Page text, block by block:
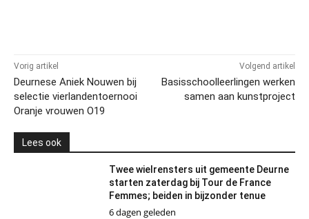
Vorig artikel
Deurnese Aniek Nouwen bij
selectie vierlandentoernooi
Oranje vrouwen O19
Volgend artikel
Basisschoolleerlingen werken
samen aan kunstproject
Lees ook
Twee wielrensters uit gemeente Deurne
starten zaterdag bij Tour de France
Femmes; beiden in bijzonder tenue
6 dagen geleden